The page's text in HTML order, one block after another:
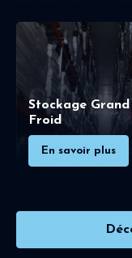
Stockage Grand
Froid
En savoir plus